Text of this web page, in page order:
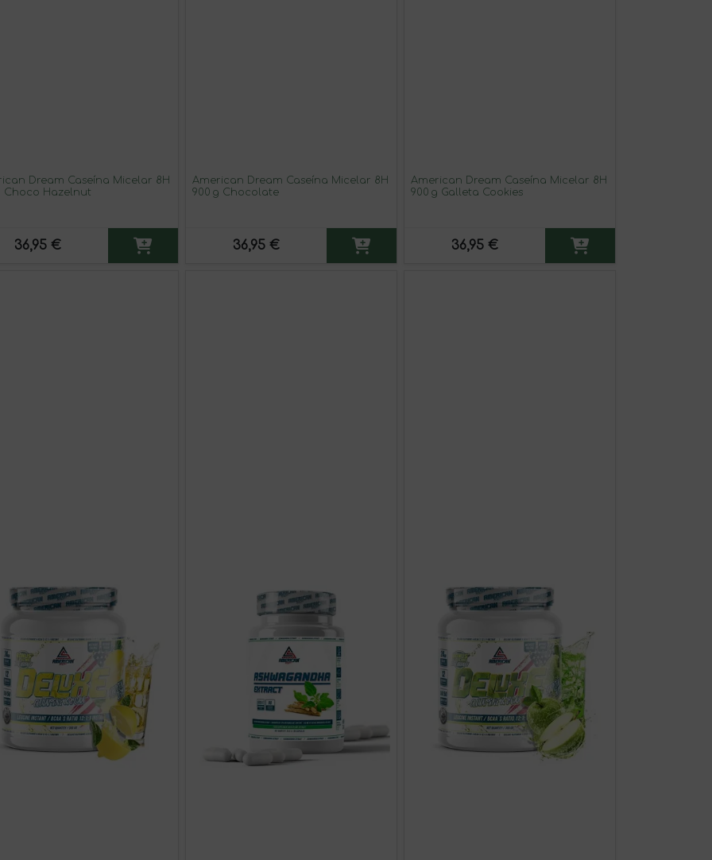
Dream Caseína Micelar 8H
Choco Hazelnut
36,95 €
American Dream Caseína Micelar 8H
900 g Chocolate
36,95 €
American Dream Caseína Micelar 8H
900 g Galleta Cookies
36,95 €